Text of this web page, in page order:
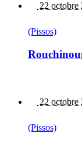
22 octobre
(Pissos)
22 octobre
(Pissos)